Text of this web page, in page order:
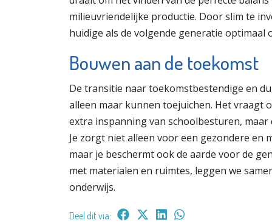
milieuvriendelijke productie. Door slim te
huidige als de volgende generatie optimaal
Bouwen aan de toekomst
De transitie naar toekomstbestendige en
alleen maar kunnen toejuichen. Het vraagt
extra inspanning van schoolbesturen,
Je zorgt niet alleen voor een gezondere en
maar je beschermt ook de aarde voor de
met materialen en ruimtes, leggen we
onderwijs.
Deel dit via: